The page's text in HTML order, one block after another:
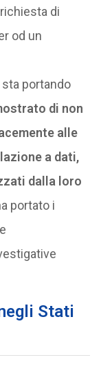
di
od un
portando
di non
alle
a dati,
dalla loro
portato i
Stati